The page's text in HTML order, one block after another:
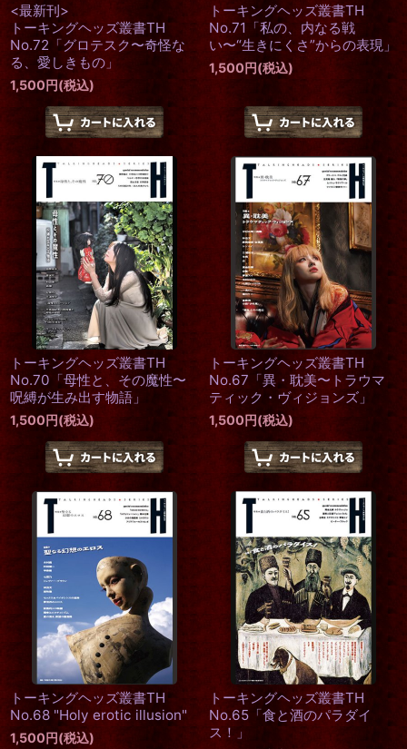
<最新刊>
トーキングヘッズ叢書TH
No.72「グロテスク〜奇怪な
る、愛しきもの」
1,500円(税込)
トーキングヘッズ叢書TH
No.71「私の、内なる戦
い〜“生きにくさ”からの表現」
1,500円(税込)
トーキングヘッズ叢書TH
No.70「母性と、その魔性〜
呪縛が生み出す物語」
1,500円(税込)
トーキングヘッズ叢書TH
No.67「異・耽美〜トラウマ
ティック・ヴィジョンズ」
1,500円(税込)
トーキングヘッズ叢書TH
No.68 "Holy erotic illusion"
1,500円(税込)
トーキングヘッズ叢書TH
No.65「食と酒のパラダイ
ス！」